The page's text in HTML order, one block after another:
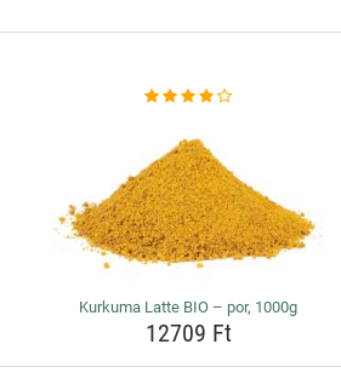
Kurkuma Latte BIO – por, 1000g
12709 Ft